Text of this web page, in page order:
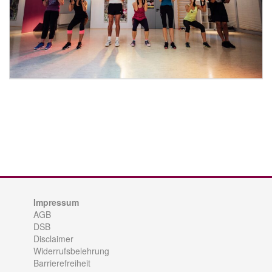
Impressum
AGB
DSB
Disclaimer
Widerrufsbelehrung
Barrierefreiheit